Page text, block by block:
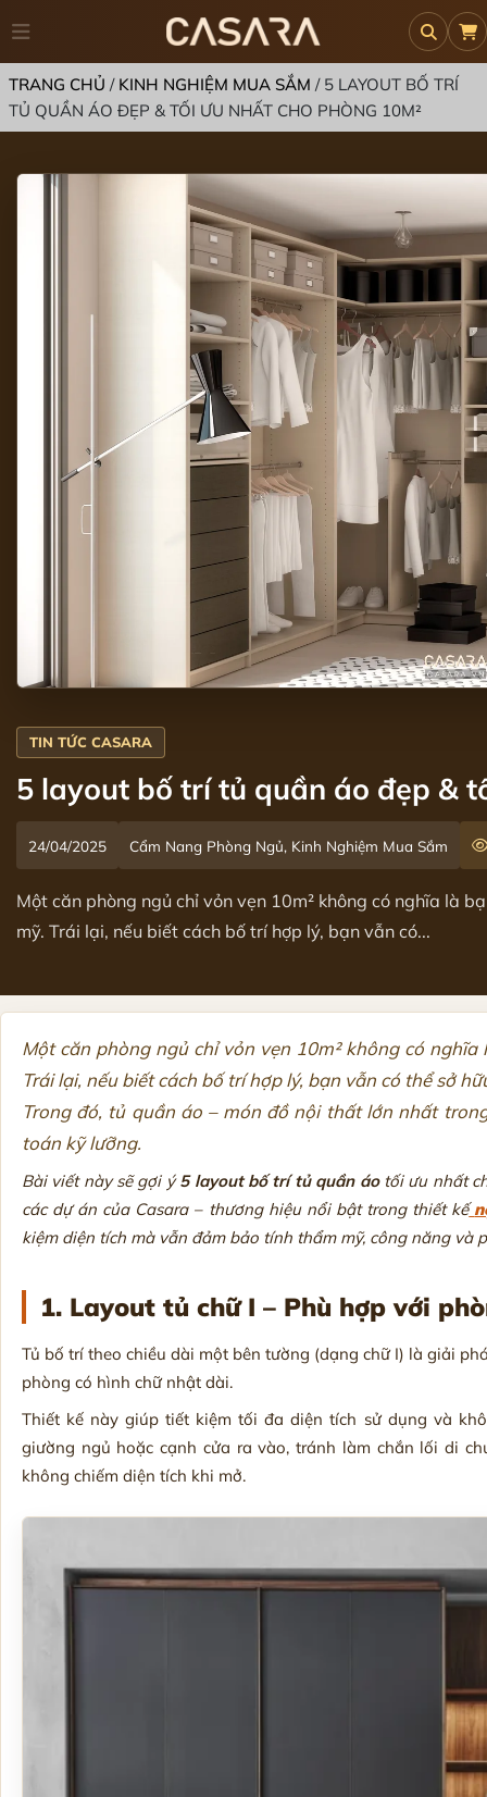
TRANG CHỦ / KINH NGHIỆM MUA SẮM / 5 LAYOUT BỐ TRÍ
TỦ QUẦN ÁO ĐẸP & TỐI ƯU NHẤT CHO PHÒNG 10M²
5 layout bố trí tủ quần áo đẹp &
24/04/2025 Cẩm Nang Phòng Ngủ, Kinh Nghiệm Mua Sắm
Một căn phòng ngủ chỉ vỏn vẹn 10m² không có nghĩa là
mỹ. Trái lại, nếu biết cách bố trí hợp lý, bạn vẫn có...
Một căn phòng ngủ chỉ vỏn vẹn 10m² không có
Trái lại, nếu biết cách bố trí hợp lý, bạn vẫn có thể sở
Trong đó, tủ quần áo – món đồ nội thất lớn nhất
toán kỹ lưỡng.
Bài viết này sẽ gợi ý5 layout bố trí tủ quần áotối ưu nhất
các dự án của Casara – thương hiệu nổi bật trong thiết kế
kiệm diện tích mà vẫn đảm bảo tính thẩm mỹ, công năng và
1. Layout tủ chữ I – Phù hợp với
Tủ bố trí theo chiều dài một bên tường (dạng chữ I) là giải
phòng có hình chữ nhật dài.
Thiết kế này giúp tiết kiệm tối đa diện tích sử dụng và
giường ngủ hoặc cạnh cửa ra vào, tránh làm chắn lối di
không chiếm diện tích khi mở.